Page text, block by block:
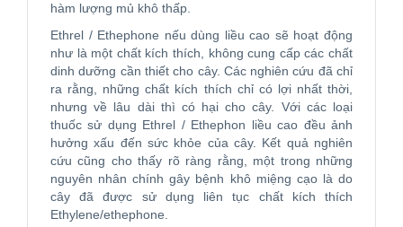
hàm lượng mủ khô thấp.
Ethrel / Ethephone nếu dùng liều cao sẽ hoạt động
như là một chất kích thích, không cung cấp các chất
dinh dưỡng cần thiết cho cây. Các nghiên cứu đã chỉ
ra rằng, những chất kích thích chỉ có lợi nhất thời,
nhưng về lâu dài thì có hại cho cây. Với các loại
thuốc sử dụng Ethrel / Ethephon liều cao đều ảnh
hưởng xấu đến sức khỏe của cây. Kết quả nghiên
cứu cũng cho thấy rõ ràng rằng, một trong những
nguyên nhân chính gây bệnh khô miệng cạo là do
cây đã được sử dụng liên tục chất kích thích
Ethylene/ethephone.